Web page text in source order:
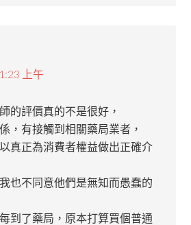
上午
的評價真的不是很好，
，有接觸到相關藥局業者，
真正為消費者權益做出正確介
也不同意他們是無知而愚蠢的
到了藥局，原本打算買個普通